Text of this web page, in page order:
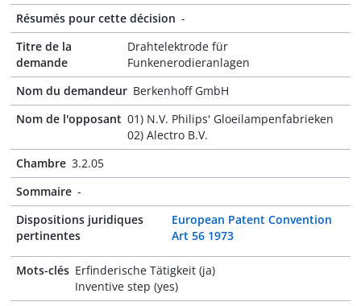
Résumés pour cette décision -
Titre de la
demande
Drahtelektrode für
Funkenerodieranlagen
Nom du demandeur Berkenhoff GmbH
Nom de l'opposant 01) N.V. Philips' Gloeilampenfabrieken
02) Alectro B.V.
Chambre 3.2.05
Sommaire -
Dispositions juridiques
pertinentes
European Patent Convention
Art 56 1973
Mots-clés Erfinderische Tätigkeit (ja)
Inventive step (yes)